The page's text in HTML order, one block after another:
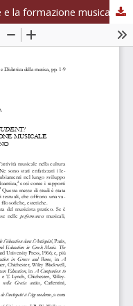
Keep it simple, student! Platone e la formazione musicale del cittadino